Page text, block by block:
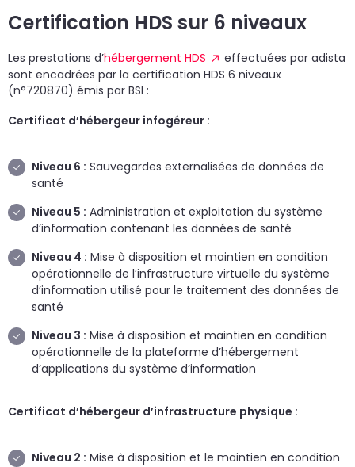
Certification HDS sur 6 niveaux
Les prestations d’hébergement HDS
effectuées par adista
sont encadrées par la certification HDS 6 niveaux
(n°720870) émis par BSI :
Certificat d’hébergeur infogéreur :
Niveau 6 : Sauvegardes externalisées de données de
santé
Niveau 5 : Administration et exploitation du système
d’information contenant les données de santé
Niveau 4 : Mise à disposition et maintien en condition
opérationnelle de l’infrastructure virtuelle du système
d’information utilisé pour le traitement des données de
santé
Niveau 3 : Mise à disposition et maintien en condition
opérationnelle de la plateforme d’hébergement
d’applications du système d’information
Certificat d’hébergeur d’infrastructure physique :
Niveau 2 : Mise à disposition et le maintien en condition